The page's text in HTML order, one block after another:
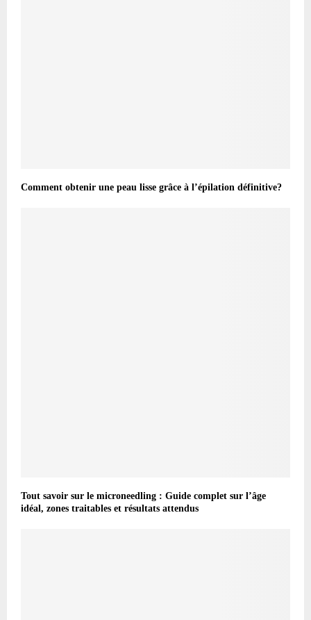
Comment obtenir une peau lisse grâce à l’épilation définitive?
Tout savoir sur le microneedling : Guide complet sur l’âge
idéal, zones traitables et résultats attendus